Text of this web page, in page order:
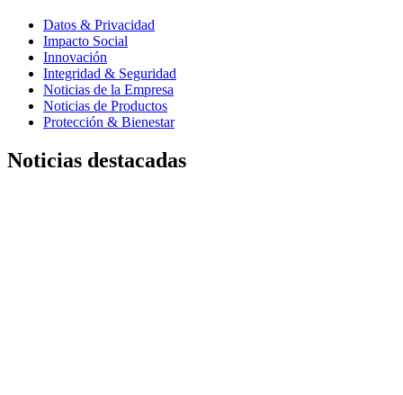
Datos & Privacidad
Impacto Social
Innovación
Integridad & Seguridad
Noticias de la Empresa
Noticias de Productos
Protección & Bienestar
Noticias destacadas